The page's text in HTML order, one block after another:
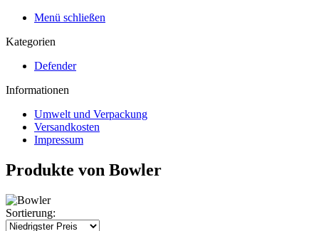
Menü schließen
Kategorien
Defender
Informationen
Umwelt und Verpackung
Versandkosten
Impressum
Produkte von Bowler
Sortierung: